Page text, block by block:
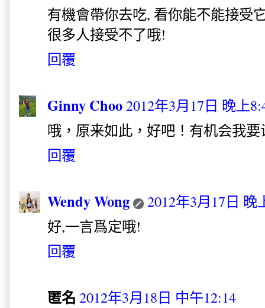
有機會帶你去吃, 看你能不能接受
很多人接受不了哦!
回覆
Ginny Choo2012年3月17日 晚上
哦，原来如此，好吧！有机会我要
回覆
Wendy Wong
2012年3月17日 晚
好,一言爲定哦!
回覆
匿名 2012年3月18日 中午12:14